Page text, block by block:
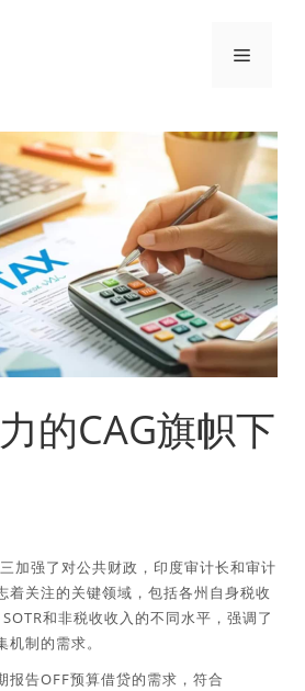
選
的CAG旗帜下
加强了对公共财政，印度审计长和审计
着关注的关键领域，包括各州自身税收
SOTR和非税收收入的不同水平，强调了
制的需求。
报告OFF预算借贷的需求，符合